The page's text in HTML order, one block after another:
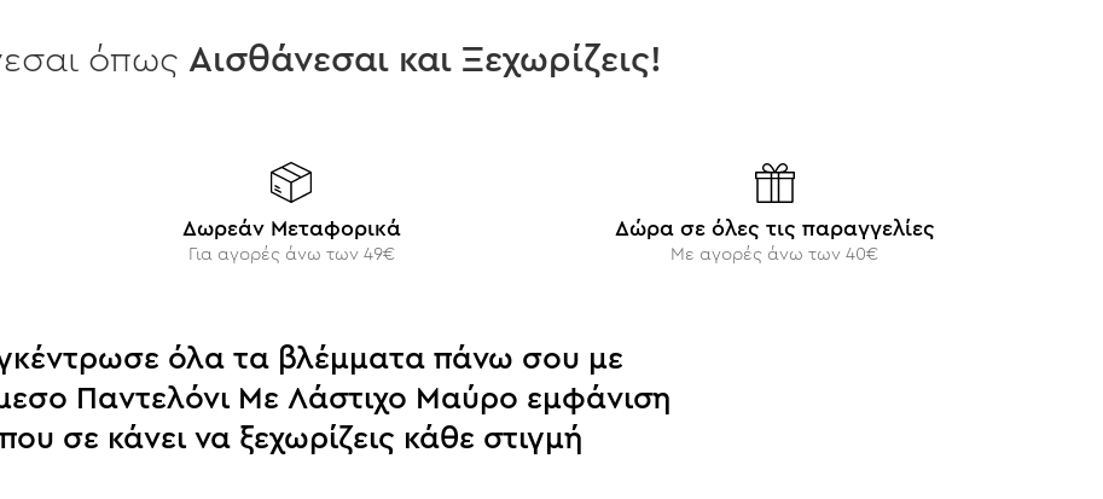
όπως Aισθάνεσαι και Ξεχωρίζεις!
Δωρεάν Μεταφορικά
Για αγορές άνω των 49€
Δώρα σε όλες τις παραγγελίες
Με αγορές άνω των 40€
όλα τα βλέμματα πάνω σου με
Παντελόνι Με Λάστιχο Μαύρο εμφάνιση
που σε κάνει να ξεχωρίζεις κάθε στιγμή